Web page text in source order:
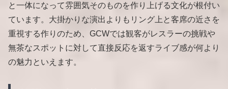
と一体になって雰囲気そのものを作り上げる文化が根付い
ています。大掛かりな演出よりもリング上と客席の近さを
重視する作りのため、GCWでは観客がレスラーの挑戦や
無茶なスポットに対して直接反応を返すライブ感が何より
の魅力といえます。